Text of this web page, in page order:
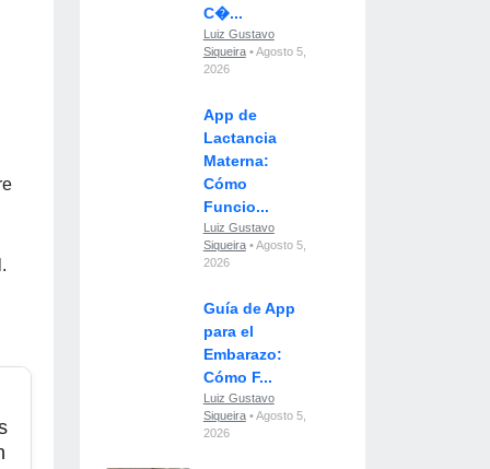
C�...
Luiz Gustavo
Siqueira• Agosto 5,
2026
App de
Lactancia
Materna:
Cómo
Funcio...
Luiz Gustavo
Siqueira• Agosto 5,
2026
Guía de App
para el
Embarazo:
Cómo F...
Luiz Gustavo
Siqueira• Agosto 5,
2026